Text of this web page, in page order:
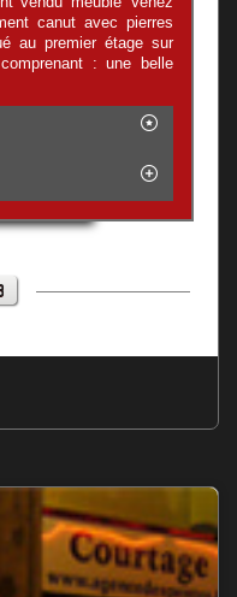
canut avec pierres
au premier étage sur
: une belle